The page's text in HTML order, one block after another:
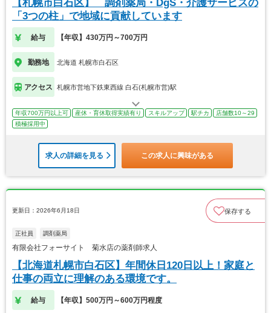
【札幌市白石区】 調剤薬局・DgS・介護サービスの
「3つの柱」で地域に貢献しています
給与 【年収】430万円～700万円
勤務地 北海道 札幌市白石区
アクセス 札幌市営地下鉄東西線 白石(札幌市営)駅
年収700万円以上可 産休・育休取得実績有り スキルアップ 駅チカ
店舗数10～29
積極採用中
求人の詳細を見る この求人に興味がある
更新日：2026年6月18日 保存する
正社員 調剤薬局
有限会社フォーサイト 菊水店の薬剤師求人
【北海道札幌市白石区】年間休日120日以上！家庭と
仕事の両立に理解のある環境です。
給与 【年収】500万円～600万円程度